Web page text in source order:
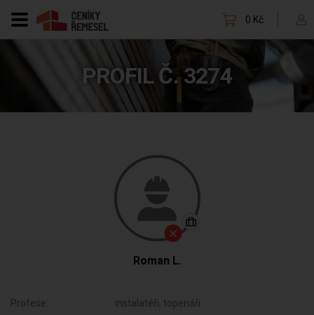
0 Kč
PROFIL Č. 3274
Roman L.
Profese: instalatéři, topenáři